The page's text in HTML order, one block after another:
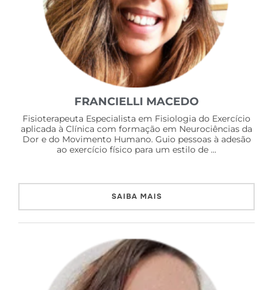
FRANCIELLI MACEDO
Fisioterapeuta Especialista em Fisiologia do Exercício
aplicada à Clínica com formação em Neurociências da
Dor e do Movimento Humano. Guio pessoas à adesão
ao exercício físico para um estilo de ...
SAIBA MAIS